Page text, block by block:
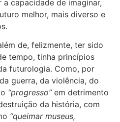
capacidade de imaginar,
melhor, mais diverso e
de, felizmente, ter sido
tempo, tinha princípios
futurologia. Como, por
guerra, da violência, do
“progresso”em detrimento
da história, com
“queimar museus,